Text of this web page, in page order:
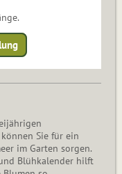
Sie für ein
im Garten sorgen.
Blühkalender hilft